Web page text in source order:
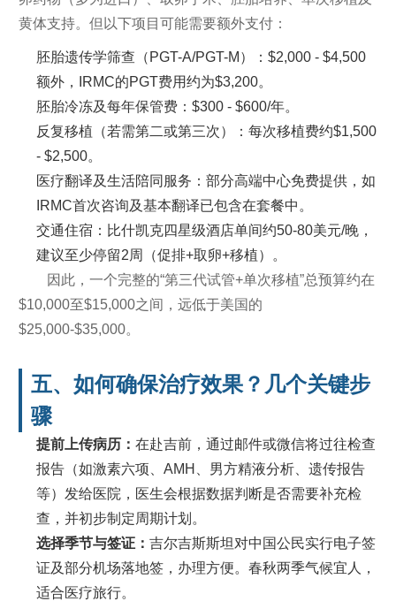
黄体支持。但以下项目可能需要额外支付：
胚胎遗传学筛查（PGT-A/PGT-M）：$2,000 - $4,500
额外，IRMC的PGT费用约为$3,200。
胚胎冷冻及每年保管费：$300 - $600/年。
反复移植（若需第二或第三次）：每次移植费约$1,500
- $2,500。
医疗翻译及生活陪同服务：部分高端中心免费提供，如
IRMC首次咨询及基本翻译已包含在套餐中。
交通住宿：比什凯克四星级酒店单间约50-80美元/晚，
建议至少停留2周（促排+取卵+移植）。
因此，一个完整的“第三代试管+单次移植”总预算约在
$10,000至$15,000之间，远低于美国的
$25,000-$35,000。
五、如何确保治疗效果？几个关键步
骤
提前上传病历： 在赴吉前，通过邮件或微信将过往检查
报告（如激素六项、AMH、男方精液分析、遗传报告
等）发给医院，医生会根据数据判断是否需要补充检
查，并初步制定周期计划。
选择季节与签证： 吉尔吉斯斯坦对中国公民实行电子签
证及部分机场落地签，办理方便。春秋两季气候宜人，
适合医疗旅行。